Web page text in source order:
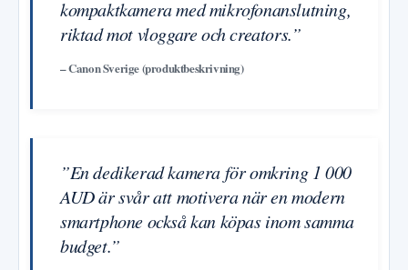
kompaktkamera med mikrofonanslutning,
riktad mot vloggare och creators.”
– Canon Sverige (produktbeskrivning)
”En dedikerad kamera för omkring 1 000
AUD är svår att motivera när en modern
smartphone också kan köpas inom samma
budget.”